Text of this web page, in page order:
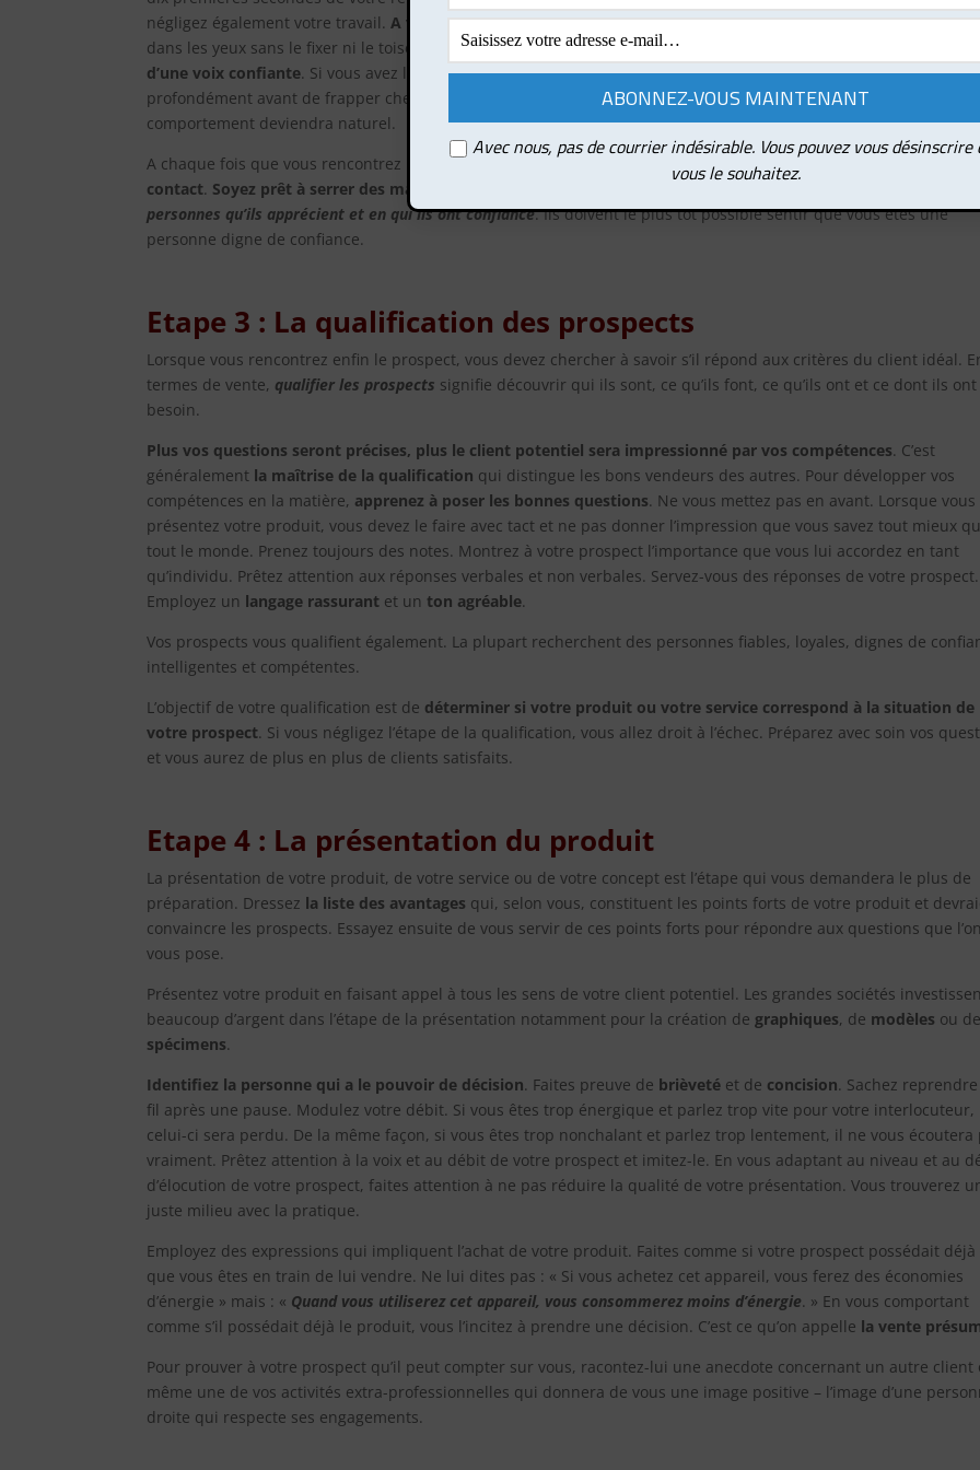
négligez également votre travail.A vous d’adapter vos tenues en fonction de vos clients. Regardez votre
dans les yeux sans le fixer ni le toiser.
Souriez chaleureusementaussi bien avec les yeux qu’avec la bouche et
d’une voix confiante. Si vous avez la voix tremblante et si vous êtes vraiment nerveux, respirez lentement et
profondément avant de frapper chez votre prospect. Si vous éprouvez un plaisir sincère à rencontrer des gens, ce
comportement deviendra naturel.
A chaque fois que vous rencontrez un nouveau prospect, vous devez apprendre à le connaître pour pouvoir
contact. Soyez prêt à serrer des mains
personnes qu’ils apprécient et en qui ils ont confiance. Ils doivent le plus tôt possible sentir que vous êtes une
personne digne de confiance.
Etape 3 : La qualification des prospects
Lorsque vous rencontrez enfin le prospect, vous devez chercher à savoir s’il répond aux critères du client idéal.
termes de vente, qualifier les prospects signifie découvrir qui ils sont, ce qu’ils font, ce qu’ils ont et ce dont ils ont
besoin.
Plus vos questions seront précises, plus le client potentiel sera impressionné par vos compétences. C’est
généralement la maîtrise de la qualification qui distingue les bons vendeurs des autres. Pour développer vos
compétences en la matière, apprenez à poser les bonnes questions. Ne vous mettez pas en avant. Lorsque vous
présentez votre produit, vous devez le faire avec tact et ne pas donner l’impression que vous savez tout mieux
tout le monde. Prenez toujours des notes. Montrez à votre prospect l’importance que vous lui accordez en tant
qu’individu. Prêtez attention aux réponses verbales et non verbales. Servez-vous des réponses de votre prospect.
Employez un langage rassurant et un ton agréable.
Vos prospects vous qualifient également. La plupart recherchent des personnes fiables, loyales, dignes de
intelligentes et compétentes.
L’objectif de votre qualification est de déterminer si votre produit ou votre service correspond à la situation de
votre prospect. Si vous négligez l’étape de la qualification, vous allez droit à l’échec. Préparez avec soin vos
et vous aurez de plus en plus de clients satisfaits.
Etape 4 : La présentation du produit
La présentation de votre produit, de votre service ou de votre concept est l’étape qui vous demandera le plus de
préparation. Dressez la liste des avantages qui, selon vous, constituent les points forts de votre produit et
convaincre les prospects. Essayez ensuite de vous servir de ces points forts pour répondre aux questions que l’on
vous pose.
Présentez votre produit en faisant appel à tous les sens de votre client potentiel. Les grandes sociétés
beaucoup d’argent dans l’étape de la présentation notamment pour la création de graphiques, de modèles ou de
spécimens.
Identifiez la personne qui a le pouvoir de décision. Faites preuve de brièveté et de concision. Sachez
fil après une pause. Modulez votre débit. Si vous êtes trop énergique et parlez trop vite pour votre interlocuteur,
celui-ci sera perdu. De la même façon, si vous êtes trop nonchalant et parlez trop lentement, il ne vous écoutera
vraiment. Prêtez attention à la voix et au débit de votre prospect et imitez-le. En vous adaptant au niveau et au
d’élocution de votre prospect, faites attention à ne pas réduire la qualité de votre présentation. Vous trouverez
juste milieu avec la pratique.
Employez des expressions qui impliquent l’achat de votre produit. Faites comme si votre prospect possédait déjà
que vous êtes en train de lui vendre. Ne lui dites pas : « Si vous achetez cet appareil, vous ferez des économies
d’énergie » mais : « Quand vous utiliserez cet appareil, vous consommerez moins d’énergie. » En vous comportant
comme s’il possédait déjà le produit, vous l’incitez à prendre une décision. C’est ce qu’on appelle la vente
Pour prouver à votre prospect qu’il peut compter sur vous, racontez-lui une anecdote concernant un autre client
même une de vos activités extra-professionnelles qui donnera de vous une image positive – l’image d’une
droite qui respecte ses engagements.
Avec nous, pas de courrier indésirable. Vous pouvez vous désinscrire
vous le souhaitez.